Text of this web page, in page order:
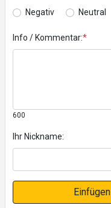
Negativ
Neutral
Info / Kommentar:*
600
Ihr Nickname:
Einfügen